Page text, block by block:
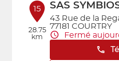
15
28.75
km
SAS
43 Rue de la
77181 COURTRY
Fermé